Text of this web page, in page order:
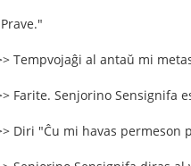
Tempvojaĝi al antaŭ mi
Farite. Senjorino Sensignifa
Diri "Ĉu mi havas permeson